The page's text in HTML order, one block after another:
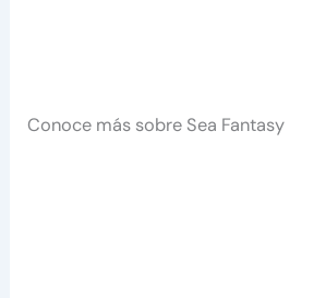
Conoce más sobre Sea Fantasy